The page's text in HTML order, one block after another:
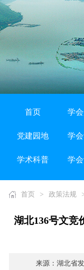
首页 学
党建园地 学
学术科普 学
首页 > 政策法规
湖北136号文竞
来源：湖北省